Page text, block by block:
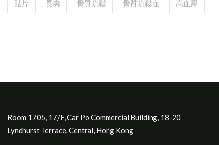
貼片 長壽 骨質疏鬆 骨質疏鬆症 高血壓
Room 1705, 17/F, Car Po Commercial Building, 18-20
Lyndhurst Terrace, Central, Hong Kong